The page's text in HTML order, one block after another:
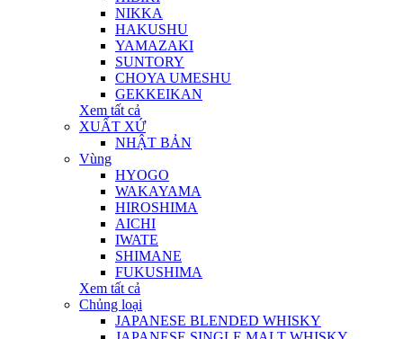
NIKKA
HAKUSHU
YAMAZAKI
SUNTORY
CHOYA UMESHU
GEKKEIKAN
Xem tất cả
XUẤT XỨ
NHẬT BẢN
Vùng
HYOGO
WAKAYAMA
HIROSHIMA
AICHI
IWATE
SHIMANE
FUKUSHIMA
Xem tất cả
Chủng loại
JAPANESE BLENDED WHISKY